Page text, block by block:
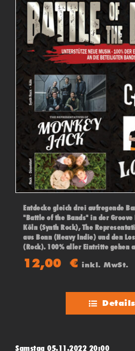
Entdecke gleich drei aufregende
"Battle of the Bands" in der Groove
Köln (Synth Rock), The
aus Bonn (Heavy Indie) und den
(Rock). 100% aller Eintritte gehen
Bands! Das Publikum und eine Jury
Sieger des Abends!
12,00€ inkl. MwSt.
Details
Samstag 05.11.2022 20:00